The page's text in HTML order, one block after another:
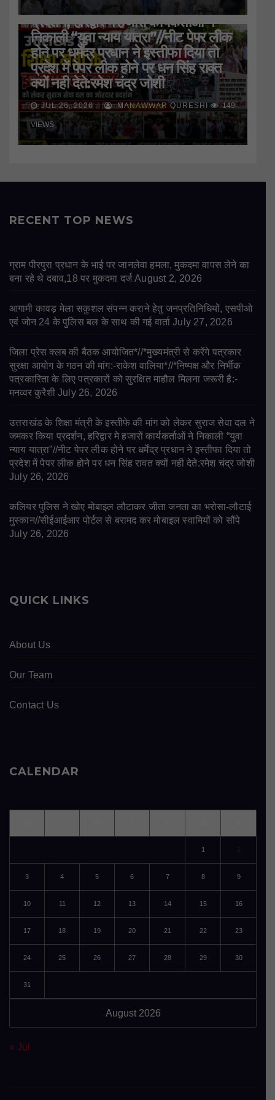
को लेकर सुराज सेवा दल ने जमकर किया
प्रदर्शन, हरिद्वार मे हजारों कार्यकर्ताओं ने
निकाली “युवा न्याय यात्रा”//नीट पेपर लीक
होने पर धर्मेंद्र प्रधान ने इस्तीफा दिया तो
प्रदेश में पेपर लीक होने पर धन सिंह रावत
क्यों नही देते:रमेश चंद्र जोशी
JUL 26, 2026 MANAWWAR QURESHI 149
VIEWS
RECENT TOP NEWS
ग्राम पीरपुरा प्रधान के भाई पर जानलेवा हमला, मुकदमा वापस लेने का
बना रहे थे दबाव,18 पर मुकदमा दर्ज August 2, 2026
आगामी कावड़ मेला सकुशल संपन्न कराने हेतु जनप्रतिनिधियों, एसपीओ
एवं जोन 24 के पुलिस बल के साथ की गई वार्ता July 27, 2026
जिला प्रेस क्लब की बैठक आयोजित*//*मुख्यमंत्री से करेंगे पत्रकार
सुरक्षा आयोग के गठन की मांग:-राकेश वालिया*//*निष्पक्ष और निर्भीक
पत्रकारिता के लिए पत्रकारों को सुरक्षित माहौल मिलना जरूरी है:-
मनव्वर कुरैशी July 26, 2026
उत्तराखंड के शिक्षा मंत्री के इस्तीफे की मांग को लेकर सुराज सेवा दल ने
जमकर किया प्रदर्शन, हरिद्वार मे हजारों कार्यकर्ताओं ने निकाली “युवा
न्याय यात्रा”//नीट पेपर लीक होने पर धर्मेंद्र प्रधान ने इस्तीफा दिया तो
प्रदेश में पेपर लीक होने पर धन सिंह रावत क्यों नही देते:रमेश चंद्र जोशी
July 26, 2026
कलियर पुलिस ने खोए मोबाइल लौटाकर जीता जनता का भरोसा-लौटाई
मुस्कान//सीईआईआर पोर्टल से बरामद कर मोबाइल स्वामियों को सौंपे
July 26, 2026
QUICK LINKS
About Us
Our Team
Contact Us
CALENDAR
August 2026
1 2
3 4 5 6 7 8 9
10 11 12 13 14 15 16
17 18 19 20 21 22 23
24 25 26 27 28 29 30
31
« Jul